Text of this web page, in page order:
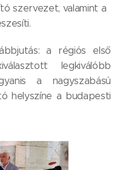
szervezet, valamint a
a régiós első
legkiválóbb
a nagyszabású
helyszíne a budapesti